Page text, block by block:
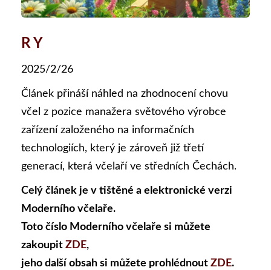
R Y
2025/2/26
Článek přináší náhled na zhodnocení chovu
včel z pozice manažera světového výrobce
zařízení založeného na informačních
technologiích, který je zároveň již třetí
generací, která včelaří ve středních Čechách.
Celý článek je v tištěné a elektronické verzi
Moderního včelaře.
Toto číslo Moderního včelaře si můžete
zakoupit ZDE,
jeho další obsah si můžete prohlédnout ZDE.